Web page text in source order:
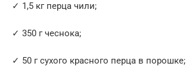
✓ 1,5 кг перца чили;
✓ 350 г чеснока;
✓ 50 г сухого красного перца в порошке;